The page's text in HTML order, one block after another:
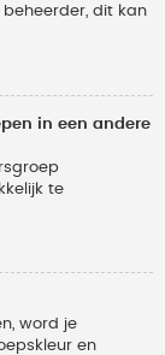
dit kan
in een andere
te
word je
en